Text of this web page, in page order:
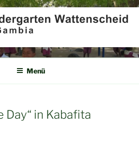
IN GAMBIA
Menü
Day“ in Kabafita